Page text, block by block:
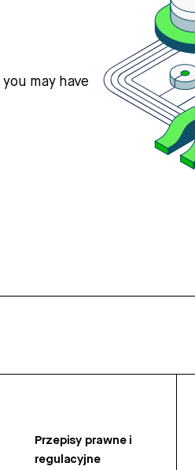
may have
Przepisy prawne i
regulacyjne